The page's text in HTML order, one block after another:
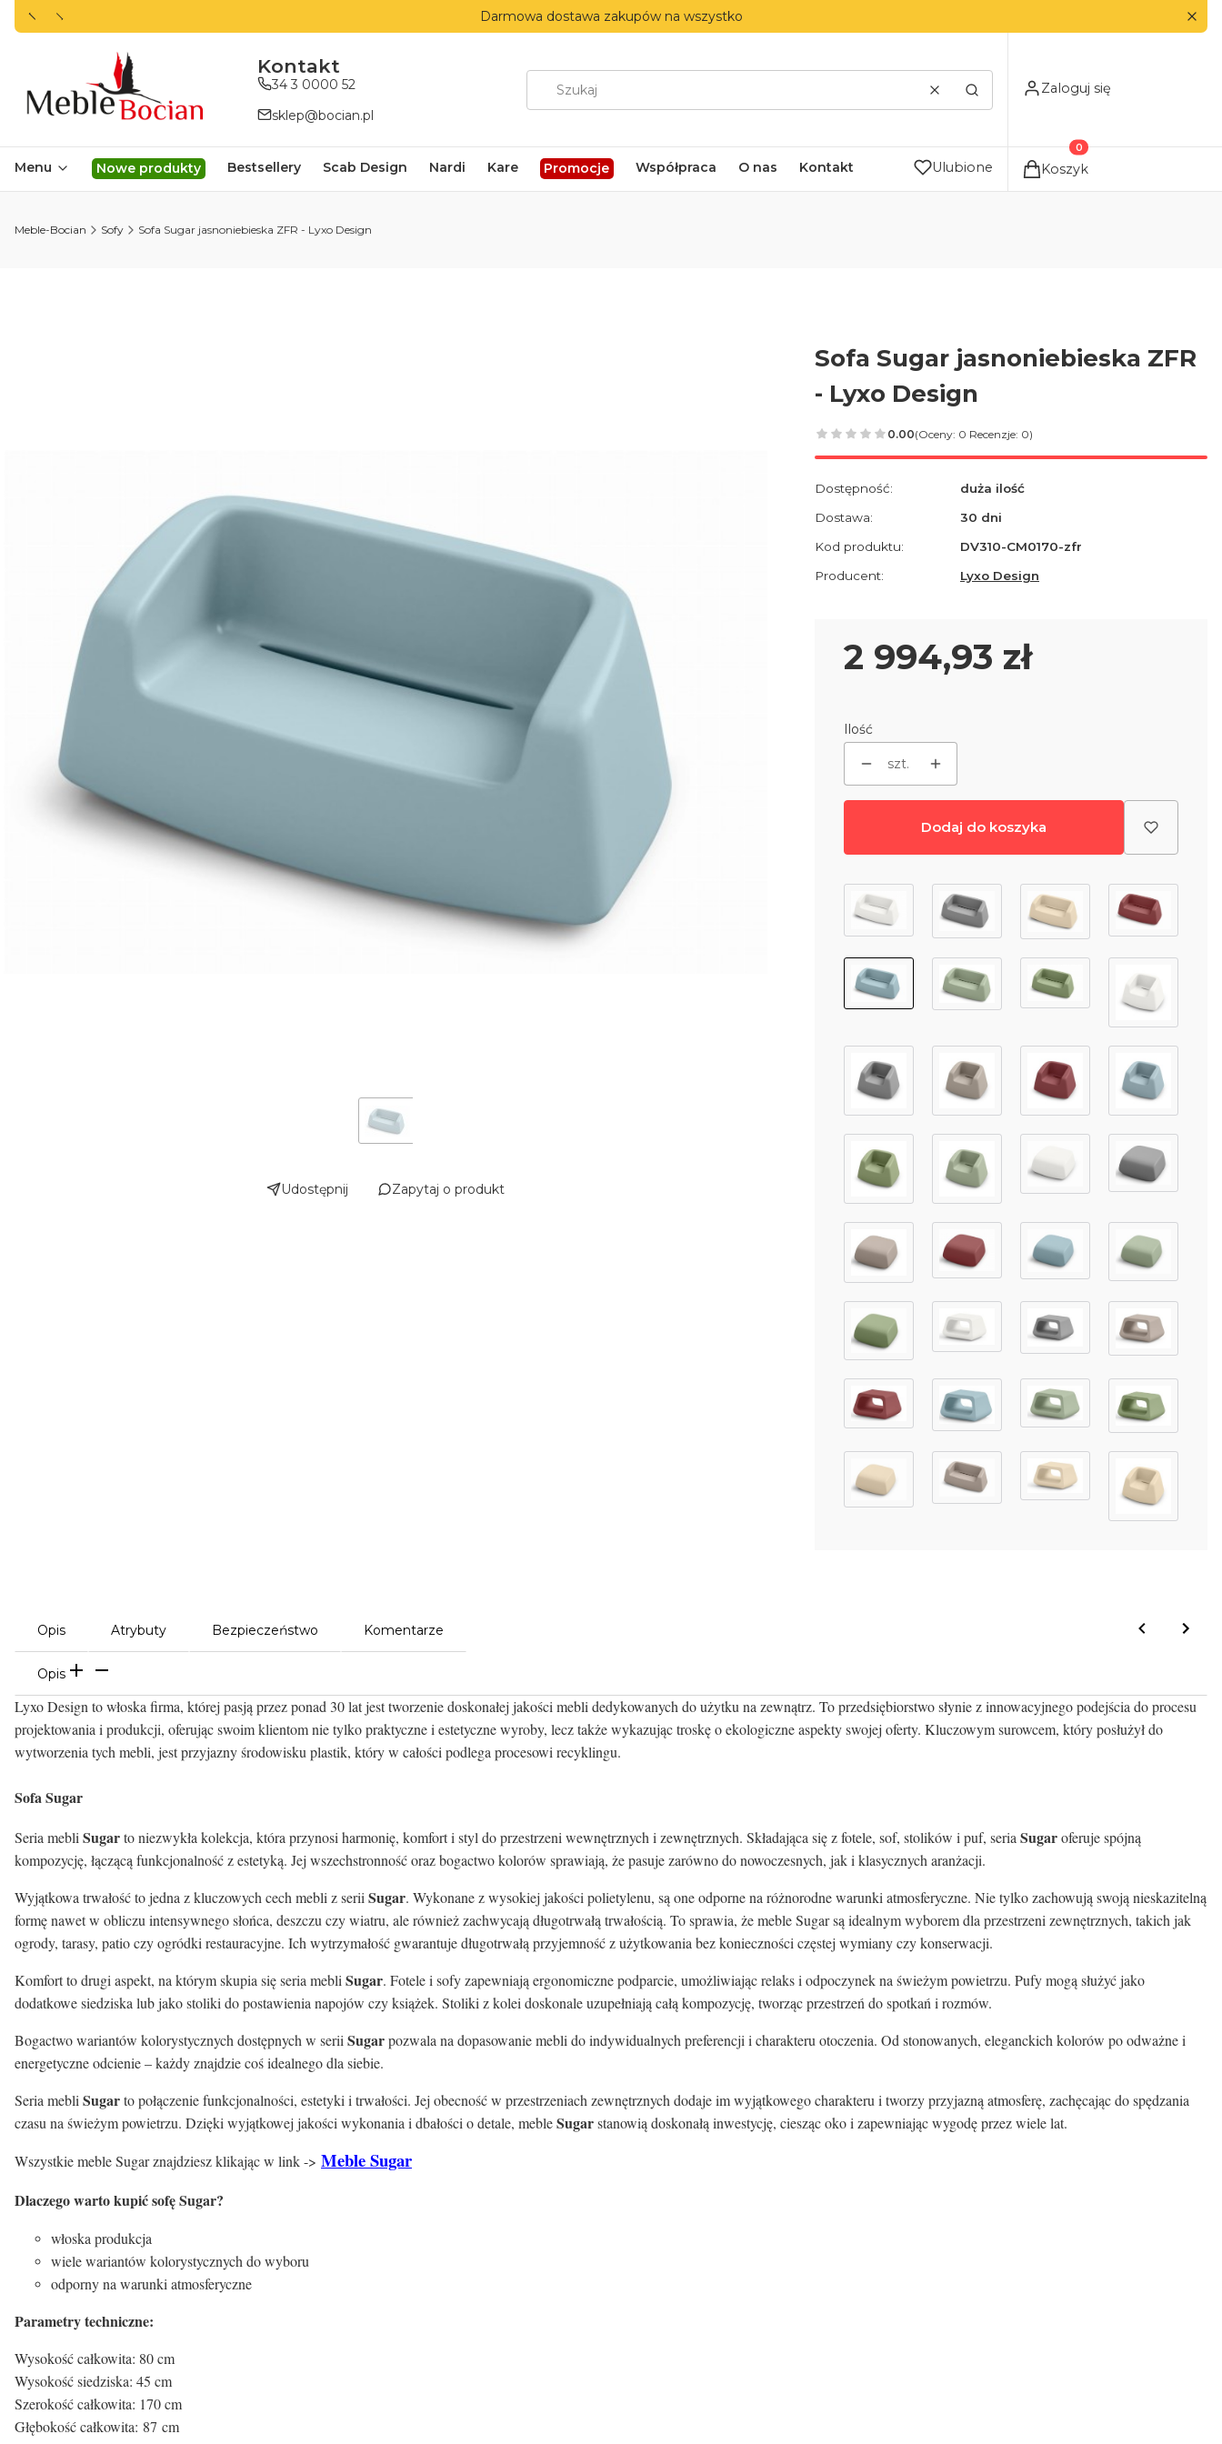
Darmowa dostawa zakupów na wszystko
ㅤㅤㅤㅤㅤㅤㅤㅤKontakt
34 3 0000 52
sklep@bocian.pl
WyczyśćSzukaj
Zaloguj się
Menu Nowe produkty Bestsellery Scab Design Nardi Kare Promocje Współpraca O nas Kontakt Ulubione
Produkty w koszyku: 0.
Koszyk
Meble-Bocian Sofy Sofa Sugar jasnoniebieska ZFR - Lyxo Design
Udostępnij Zapytaj o produkt
Sofa Sugar jasnoniebieska ZFR
- Lyxo Design
0.00(Oceny: 0 Recenzje: 0)
Dostępność:
duża ilość
Dostawa:
30 dni
Kod produktu:
DV310-CM0170-zfr
Producent:
Lyxo Design
Cena
2 994,93 zł
Ilość
szt.
Dodaj do koszyka
Opis Atrybuty Bezpieczeństwo Komentarze
Opis
Lyxo Design to włoska firma, której pasją przez ponad 30 lat jest tworzenie doskonałej jakości mebli dedykowanych do użytku na zewnątrz. To przedsiębiorstwo słynie z innowacyjnego podejścia do procesu
projektowania i produkcji, oferując swoim klientom nie tylko praktyczne i estetyczne wyroby, lecz także wykazując troskę o ekologiczne aspekty swojej oferty. Kluczowym surowcem, który posłużył do
wytworzenia tych mebli, jest przyjazny środowisku plastik, który w całości podlega procesowi recyklingu.
Sofa Sugar
Seria mebli Sugarto niezwykła kolekcja, która przynosi harmonię, komfort i styl do przestrzeni wewnętrznych i zewnętrznych. Składająca się z fotele, sof, stolików i puf, seria Sugaroferuje spójną
kompozycję, łączącą funkcjonalność z estetyką. Jej wszechstronność oraz bogactwo kolorów sprawiają, że pasuje zarówno do nowoczesnych, jak i klasycznych aranżacji.
Wyjątkowa trwałość to jedna z kluczowych cech mebli z serii Sugar. Wykonane z wysokiej jakości polietylenu, są one odporne na różnorodne warunki atmosferyczne. Nie tylko zachowują swoją nieskazitelną
formę nawet w obliczu intensywnego słońca, deszczu czy wiatru, ale również zachwycają długotrwałą trwałością. To sprawia, że meble Sugar są idealnym wyborem dla przestrzeni zewnętrznych, takich jak
ogrody, tarasy, patio czy ogródki restauracyjne. Ich wytrzymałość gwarantuje długotrwałą przyjemność z użytkowania bez konieczności częstej wymiany czy konserwacji.
Komfort to drugi aspekt, na którym skupia się seria mebli Sugar. Fotele i sofy zapewniają ergonomiczne podparcie, umożliwiając relaks i odpoczynek na świeżym powietrzu. Pufy mogą służyć jako
dodatkowe siedziska lub jako stoliki do postawienia napojów czy książek. Stoliki z kolei doskonale uzupełniają całą kompozycję, tworząc przestrzeń do spotkań i rozmów.
Bogactwo wariantów kolorystycznych dostępnych w serii Sugarpozwala na dopasowanie mebli do indywidualnych preferencji i charakteru otoczenia. Od stonowanych, eleganckich kolorów po odważne i
energetyczne odcienie – każdy znajdzie coś idealnego dla siebie.
Seria mebli Sugarto połączenie funkcjonalności, estetyki i trwałości. Jej obecność w przestrzeniach zewnętrznych dodaje im wyjątkowego charakteru i tworzy przyjazną atmosferę, zachęcając do spędzania
czasu na świeżym powietrzu. Dzięki wyjątkowej jakości wykonania i dbałości o detale, mebleSugarstanowią doskonałą inwestycję, ciesząc oko i zapewniając wygodę przez wiele lat.
Wszystkie meble Sugar znajdziesz klikając w link -> Meble Sugar
Dlaczego warto kupić sofę Sugar?
włoska produkcja
wiele wariantów kolorystycznych do wyboru
odporny na warunki atmosferyczne
Parametry techniczne:
Wysokość całkowita: 80 cm
Wysokość siedziska: 45 cm
Szerokość całkowita: 170 cm
Głębokość całkowita: 87 cm